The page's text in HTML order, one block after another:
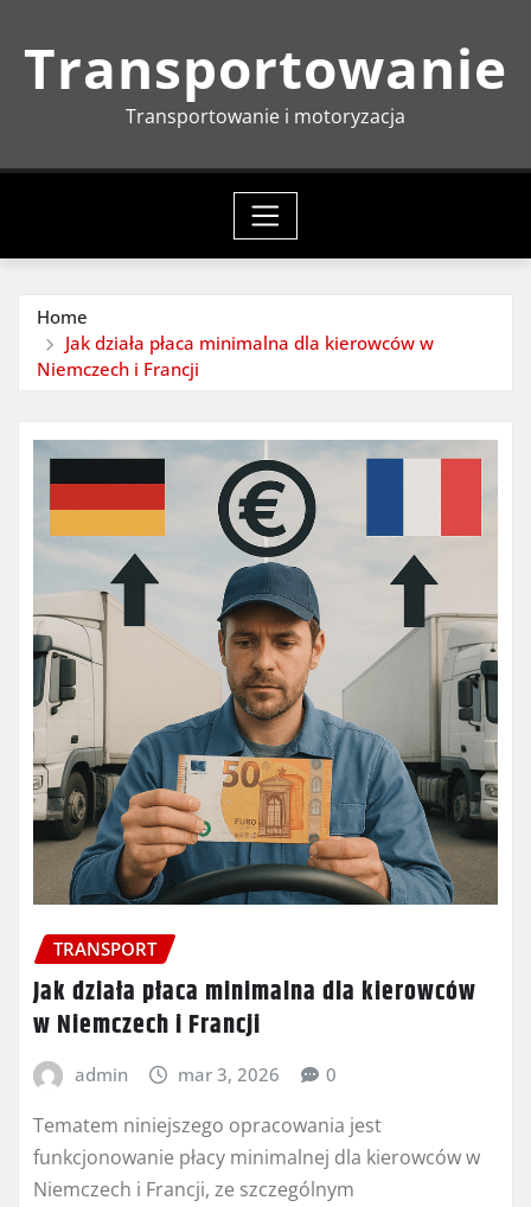
Transportowanie
Transportowanie i motoryzacja
Home
Jak działa płaca minimalna dla kierowców w
Niemczech i Francji
TRANSPORT
Jak działa płaca minimalna dla kierowców
w Niemczech i Francji
admin mar 3, 2026 0
Tematem niniejszego opracowania jest
funkcjonowanie płacy minimalnej dla kierowców w
Niemczech i Francji, ze szczególnym